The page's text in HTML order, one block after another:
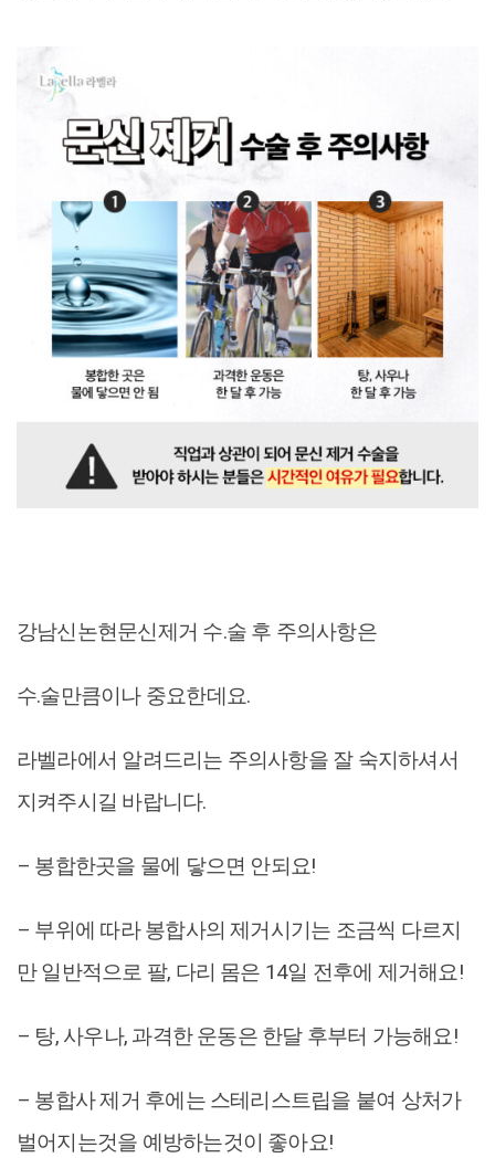
강남신논현문신제거 수.술 후 주의사항은
수.술만큼이나 중요한데요.
라벨라에서 알려드리는 주의사항을 잘 숙지하셔서
지켜주시길 바랍니다.
– 봉합한곳을 물에 닿으면 안되요!
– 부위에 따라 봉합사의 제거시기는 조금씩 다르지
만 일반적으로 팔, 다리 몸은 14일 전후에 제거해요!
– 탕, 사우나, 과격한 운동은 한달 후부터 가능해요!
– 봉합사 제거 후에는 스테리스트립을 붙여 상처가
벌어지는것을 예방하는것이 좋아요!